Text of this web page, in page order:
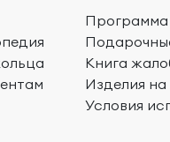
Программа
Книга
Изделия
Условия